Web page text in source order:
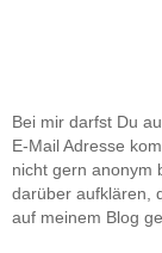
Bei mir darfst Du
E-Mail Adresse
nicht gern anonym
darüber aufklären,
auf meinem Blog